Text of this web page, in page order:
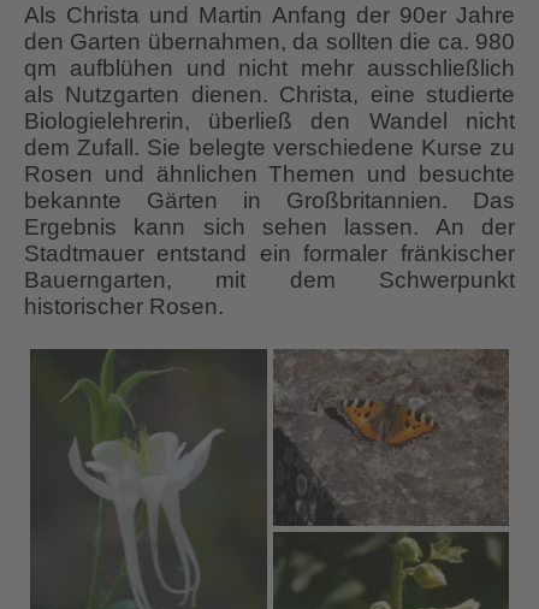
Als Christa und Martin Anfang der 90er Jahre
den Garten übernahmen, da sollten die ca. 980
qm aufblühen und nicht mehr ausschließlich
als Nutzgarten dienen. Christa, eine studierte
Biologielehrerin, überließ den Wandel nicht
dem Zufall. Sie belegte verschiedene Kurse zu
Rosen und ähnlichen Themen und besuchte
bekannte Gärten in Großbritannien. Das
Ergebnis kann sich sehen lassen. An der
Stadtmauer entstand ein formaler fränkischer
Bauerngarten, mit dem Schwerpunkt
historischer Rosen.